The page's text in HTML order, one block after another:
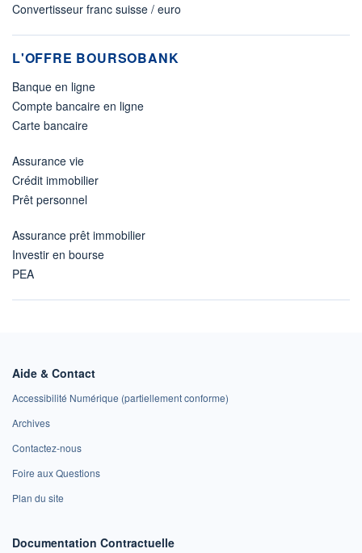
Convertisseur franc suisse / euro
L'OFFRE BOURSOBANK
Banque en ligne
Compte bancaire en ligne
Carte bancaire
Assurance vie
Crédit immobilier
Prêt personnel
Assurance prêt immobilier
Investir en bourse
PEA
Aide & Contact
Accessibilité Numérique (partiellement conforme)
Archives
Contactez-nous
Foire aux Questions
Plan du site
Documentation Contractuelle